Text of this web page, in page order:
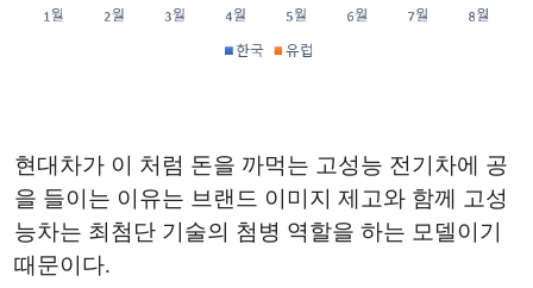
현대차가 이 처럼 돈을 까먹는 고성능 전기차에 공
을 들이는 이유는 브랜드 이미지 제고와 함께 고성
능차는 최첨단 기술의 첨병 역할을 하는 모델이기
때문이다.